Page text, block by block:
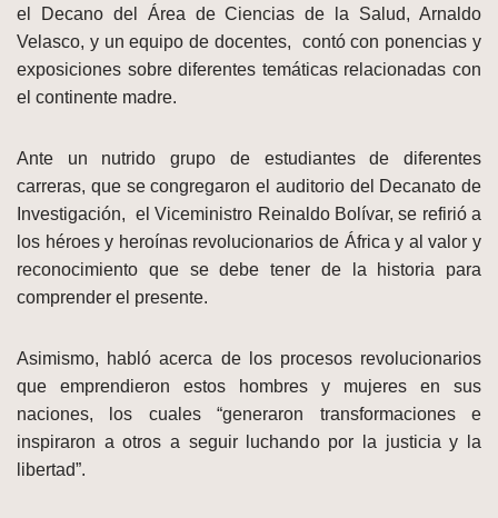
el Decano del Área de Ciencias de la Salud, Arnaldo
Velasco, y un equipo de docentes, contó con ponencias y
exposiciones sobre diferentes temáticas relacionadas con
el continente madre.
Ante un nutrido grupo de estudiantes de diferentes
carreras, que se congregaron el auditorio del Decanato de
Investigación, el Viceministro Reinaldo Bolívar, se refirió a
los héroes y heroínas revolucionarios de África y al valor y
reconocimiento que se debe tener de la historia para
comprender el presente.
Asimismo, habló acerca de los procesos revolucionarios
que emprendieron estos hombres y mujeres en sus
naciones, los cuales “generaron transformaciones e
inspiraron a otros a seguir luchando por la justicia y la
libertad”.